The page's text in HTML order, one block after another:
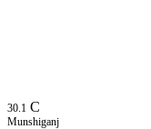
30.1 C
Munshiganj